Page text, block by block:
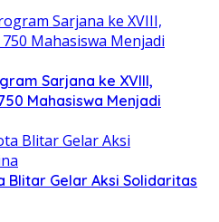
Sarjana ke XVIII,
Mahasiswa Menjadi
Blitar Gelar Aksi Solidaritas